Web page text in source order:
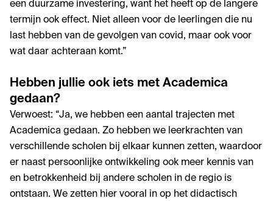
een duurzame investering, want het heeft op de langere
termijn ook effect. Niet alleen voor de leerlingen die nu
last hebben van de gevolgen van covid, maar ook voor
wat daar achteraan komt.”
Hebben jullie ook iets met Academica
gedaan?
Verwoest: “Ja, we hebben een aantal trajecten met
Academica gedaan. Zo hebben we leerkrachten van
verschillende scholen bij elkaar kunnen zetten, waardoor
er naast persoonlijke ontwikkeling ook meer kennis van
en betrokkenheid bij andere scholen in de regio is
ontstaan. We zetten hier vooral in op het didactisch